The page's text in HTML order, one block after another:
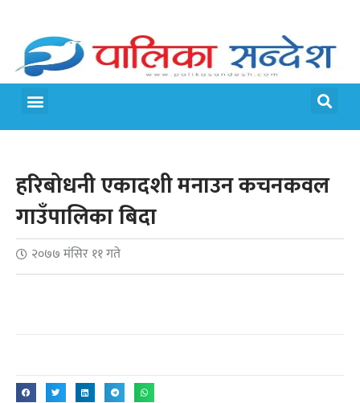
हरिबोधनी एकादशी मनाउन कचनकवल
गाउँपालिका बिदा
२०७७ मंसिर ११ गते